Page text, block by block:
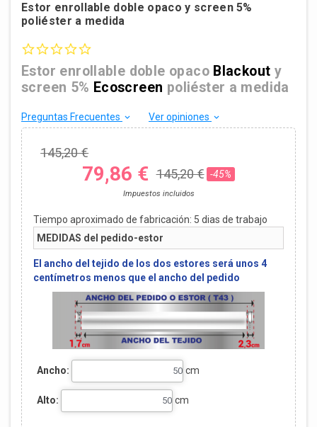
Estor enrollable doble opaco y screen 5%
poliéster a medida
Estor enrollable doble opaco Blackout y
screen 5% Ecoscreen poliéster a medida
Preguntas Frecuentes keyboard_arrow_down Ver opiniones keyboard_arrow_down
145,20 €
79,86 € 145,20 € -45%
Impuestos incluidos
Tiempo aproximado de fabricación: 5 dias de trabajo
MEDIDAS del pedido-estor
El ancho del tejido de los dos estores será unos 4
centímetros menos que el ancho del pedido
Ancho: cm
Alto: cm